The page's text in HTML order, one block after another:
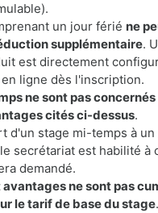
un jour férié ne
supplémentaire.
est directement
ligne dès l'inscription.
ne sont pas concernés
cités ci-dessus.
d'un stage mi-temps à un
secrétariat est habilité à
demandé.
ne sont pas
le tarif de base du stage